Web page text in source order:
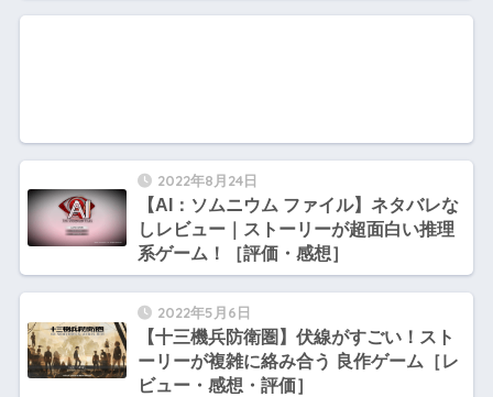
2022年8月24日
【AI：ソムニウム ファイル】ネタバレな
しレビュー｜ストーリーが超面白い推理
系ゲーム！［評価・感想］
2022年5月6日
【十三機兵防衛圏】伏線がすごい！スト
ーリーが複雑に絡み合う 良作ゲーム［レ
ビュー・感想・評価］